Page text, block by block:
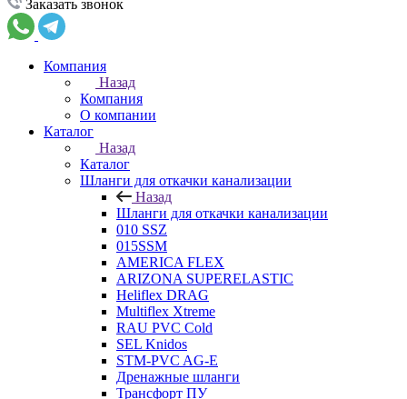
Заказать звонок
Компания
Назад
Компания
О компании
Каталог
Назад
Каталог
Шланги для откачки канализации
Назад
Шланги для откачки канализации
010 SSZ
015SSM
AMERICA FLEX
ARIZONA SUPERELASTIC
Heliflex DRAG
Multiflex Xtreme
RAU PVC Cold
SEL Knidos
STM-PVC AG-E
Дренажные шланги
Трансфорт ПУ